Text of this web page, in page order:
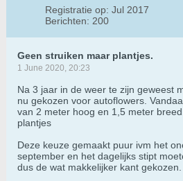
Registratie op: Jul 2017
Berichten: 200
Geen struiken maar plantjes.
1 June 2020, 20:23
Na 3 jaar in de weer te zijn geweest
nu gekozen voor autoflowers.
van 2 meter hoog en 1,5 meter
plantjes
Deze keuze gemaakt puur ivm het
september en het dagelijks stipt
dus de wat makkelijker kant gekozen.